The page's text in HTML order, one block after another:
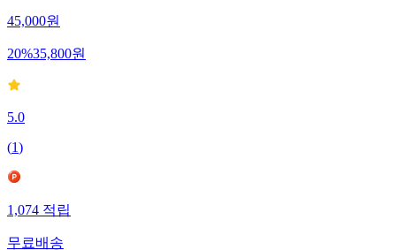
45,000원
20%35,800원
5.0
(1)
1,074적립
무료배송